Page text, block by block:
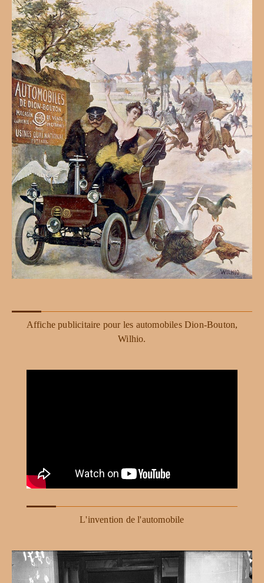
Affiche publicitaire pour les automobiles Dion-Bouton,
Wilhio.
L'invention de l'automobile